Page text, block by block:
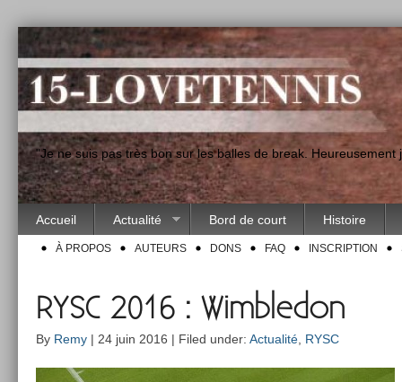
"Je ne suis pas très bon sur les balles de break.
Accueil Actualité Bord de court Histoire
À PROPOS AUTEURS DONS FAQ INSCRIPTION
RYSC 2016 : Wimbledon
By Remy | 24 juin 2016 | Filed under: Actualité RYSC